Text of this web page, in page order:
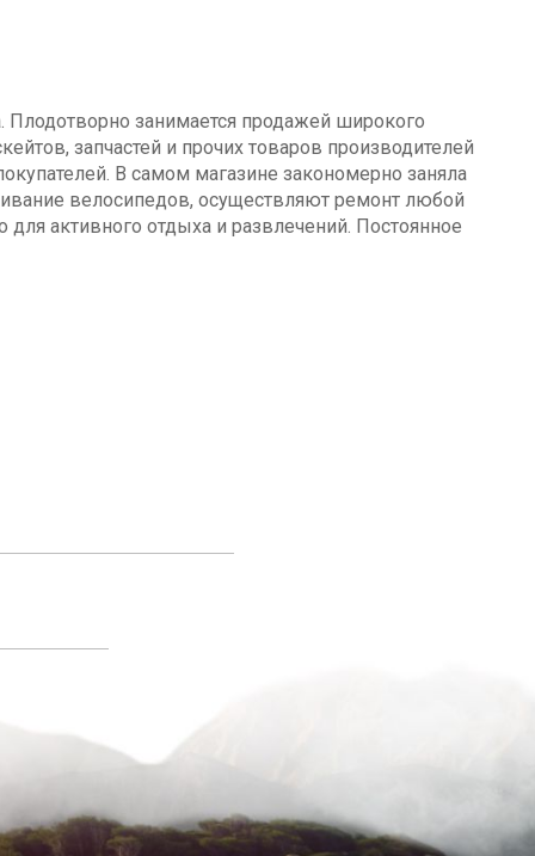
Плодотворно занимается продажей широкого
запчастей и прочих товаров производителей
В самом магазине закономерно заняла
велосипедов, осуществляют ремонт любой
для активного отдыха и развлечений. Постоянное